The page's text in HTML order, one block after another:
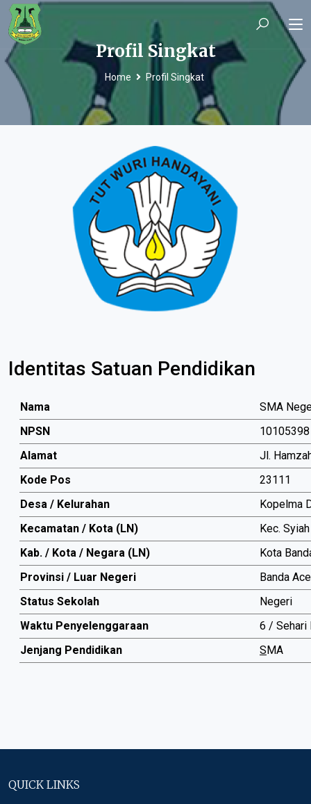
Profil Singkat
Home Profil Singkat
Identitas Satuan Pendidikan
Nama
SMA
NPSN
10105398
Alamat
Jl.
Kode Pos
23111
Desa / Kelurahan
Kopelma
Kecamatan / Kota (LN)
Kec.
Kab. / Kota / Negara (LN)
Kota
Provinsi / Luar Negeri
Banda
Status Sekolah
Negeri
Waktu Penyelenggaraan
6 / Sehari
Jenjang Pendidikan
SMA
QUICK LINKS